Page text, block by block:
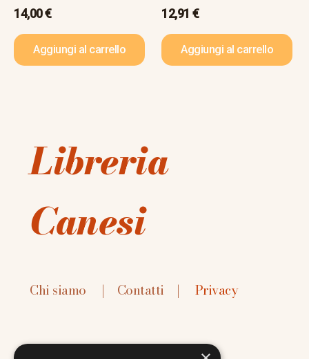
14,00€
Aggiungi al carrello
12,91 €
Aggiungi al carrello
Libreria
Canesi
Chi siamo | Contatti | Privacy